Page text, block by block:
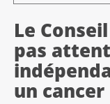
Le
pas
un cancer